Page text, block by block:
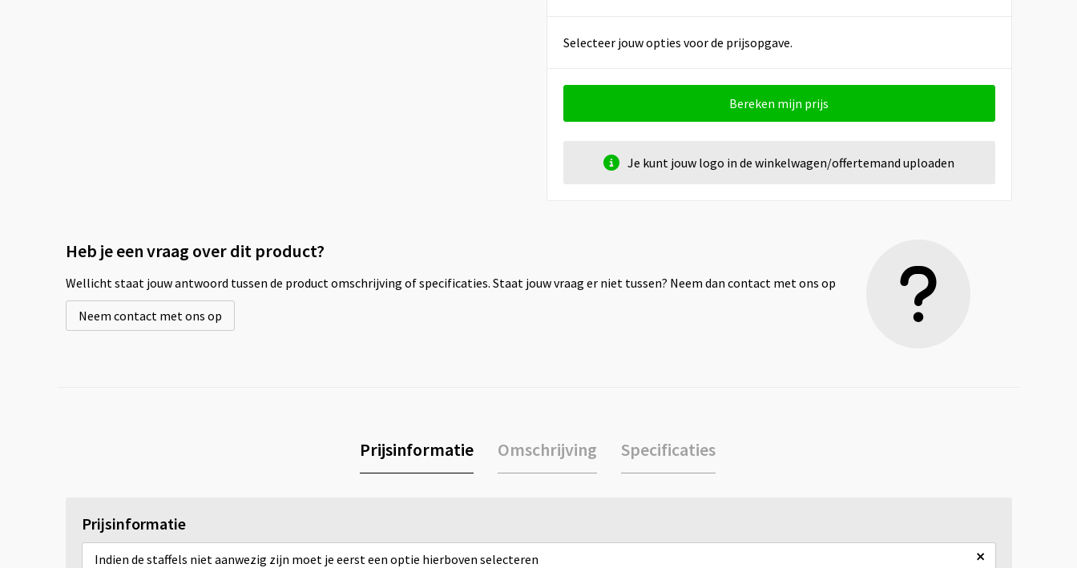
Selecteer jouw opties voor de prijsopgave.
Bereken mijn prijs
Je kunt jouw logo in de winkelwagen/offertemand uploaden
Heb je een vraag over dit product?
Wellicht staat jouw antwoord tussen de product omschrijving of specificaties. Staat jouw vraag er niet tussen? Neem dan contact met ons op
Neem contact met ons op
Prijsinformatie Omschrijving Specificaties
Prijsinformatie
Indien de staffels niet aanwezig zijn moet je eerst een optie hierboven selecteren ×